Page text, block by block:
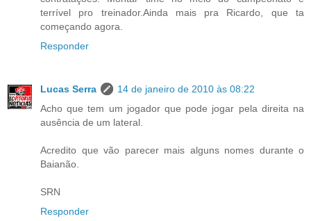
terrível pro treinador.Ainda mais pra Ricardo, que ta
começando agora.
Responder
Lucas Serra
14 de janeiro de 2010 às 08:22
Acho que tem um jogador que pode jogar pela direita na
ausência de um lateral.
Acredito que vão parecer mais alguns nomes durante o
Baianão.
SRN
Responder